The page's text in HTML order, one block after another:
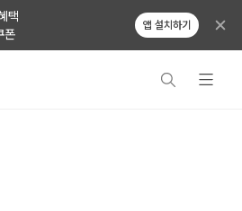
택
폰
앱 설치하기